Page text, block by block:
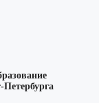
Петербурга